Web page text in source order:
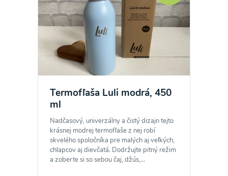
Termofľaša Luli modrá, 450
ml
Nadčasový, univerzálny a čistý dizajn tejto
krásnej modrej termofľaše z nej robí
skvelého spoločníka pre malých aj veľkých,
chlapcov aj dievčatá. Dodržujte pitný režim
a zoberte si so sebou čaj, džús,...